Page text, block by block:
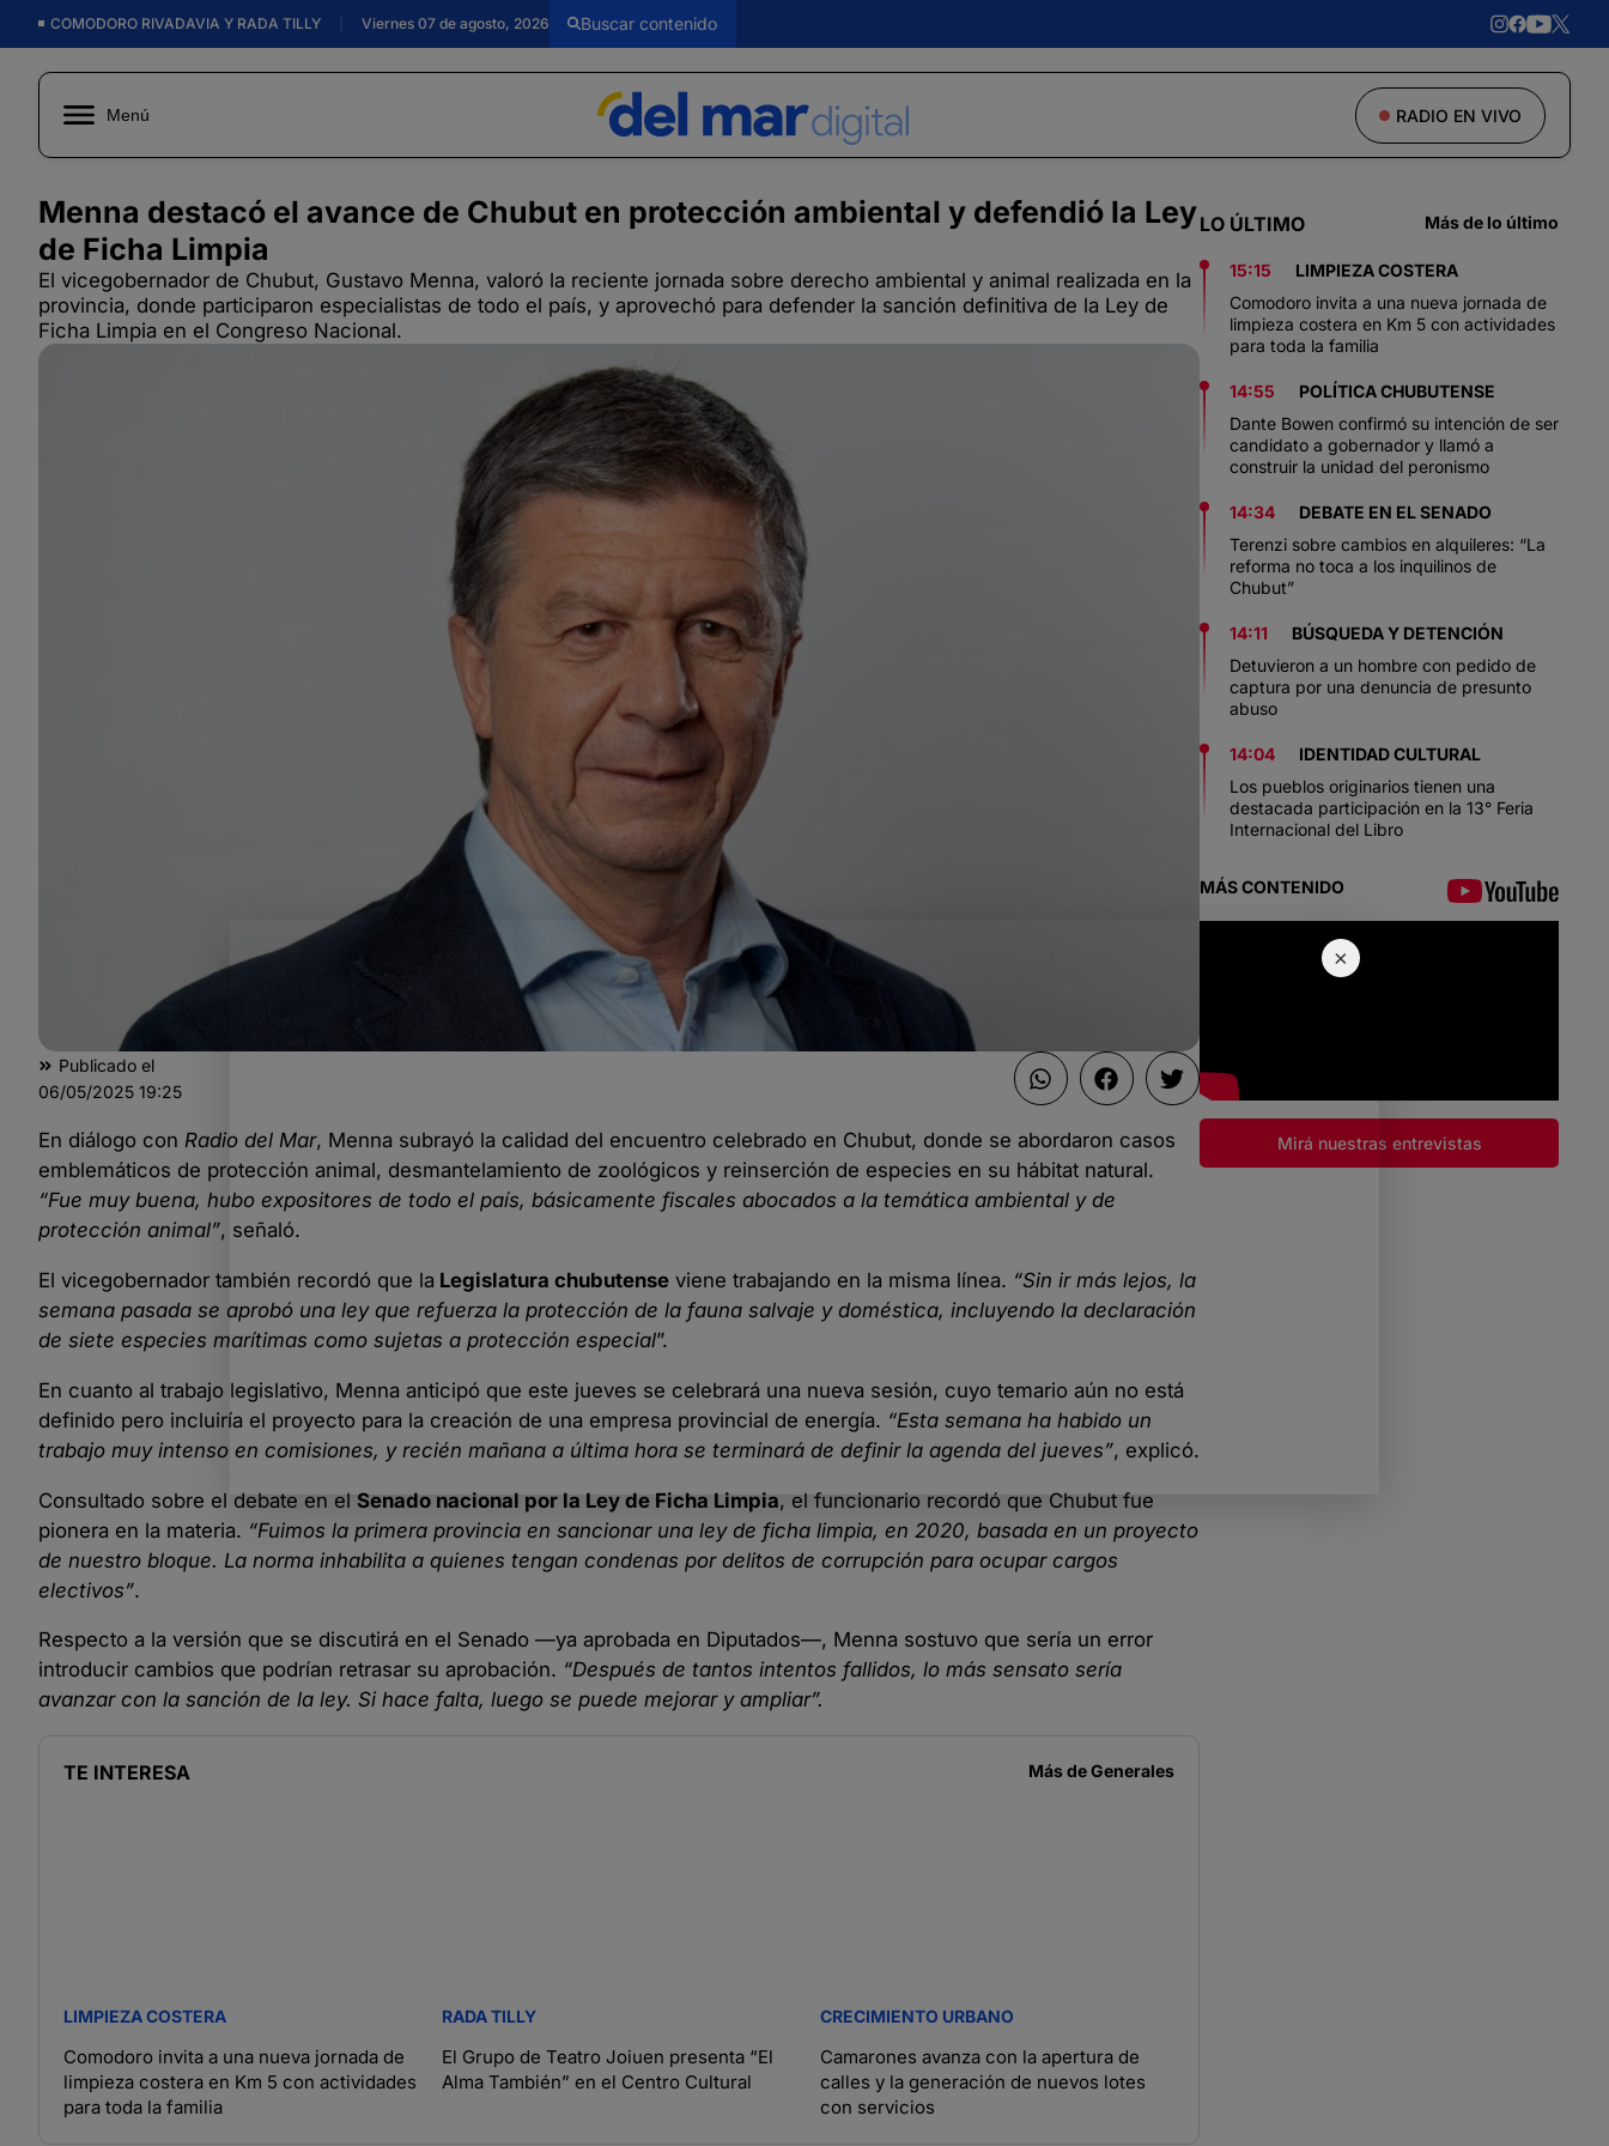
COMODORO RIVADAVIA Y RADA TILLY Viernes 07 de agosto, 2026
Menú RADIO EN VIVO
×
Menna destacó el avance de Chubut en protección ambiental y defendió la Ley
de Ficha Limpia
El vicegobernador de Chubut, Gustavo Menna, valoró la reciente jornada sobre derecho ambiental y animal realizada en la
provincia, donde participaron especialistas de todo el país, y aprovechó para defender la sanción definitiva de la Ley de
Ficha Limpia en el Congreso Nacional.
Publicado el
06/05/2025 19:25
En diálogo con Radio del Mar, Menna subrayó la calidad del encuentro celebrado en Chubut, donde se abordaron casos
emblemáticos de protección animal, desmantelamiento de zoológicos y reinserción de especies en su hábitat natural.
“Fue muy buena, hubo expositores de todo el país, básicamente fiscales abocados a la temática ambiental y de
protección animal”, señaló.
El vicegobernador también recordó que la Legislatura chubutense viene trabajando en la misma línea. “Sin ir más lejos, la
semana pasada se aprobó una ley que refuerza la protección de la fauna salvaje y doméstica, incluyendo la declaración
de siete especies marítimas como sujetas a protección especial”.
En cuanto al trabajo legislativo, Menna anticipó que este jueves se celebrará una nueva sesión, cuyo temario aún no está
definido pero incluiría el proyecto para la creación de una empresa provincial de energía. “Esta semana ha habido un
trabajo muy intenso en comisiones, y recién mañana a última hora se terminará de definir la agenda del jueves”, explicó.
Consultado sobre el debate en el Senado nacional por la Ley de Ficha Limpia, el funcionario recordó que Chubut fue
pionera en la materia. “Fuimos la primera provincia en sancionar una ley de ficha limpia, en 2020, basada en un proyecto
de nuestro bloque. La norma inhabilita a quienes tengan condenas por delitos de corrupción para ocupar cargos
electivos”.
Respecto a la versión que se discutirá en el Senado —ya aprobada en Diputados—, Menna sostuvo que sería un error
introducir cambios que podrían retrasar su aprobación. “Después de tantos intentos fallidos, lo más sensato sería
avanzar con la sanción de la ley. Si hace falta, luego se puede mejorar y ampliar”.
TE INTERESA Más deGenerales
LIMPIEZA COSTERA
Comodoro invita a una nueva jornada de
limpieza costera en Km 5 con actividades
para toda la familia
RADA TILLY
El Grupo de Teatro Joiuen presenta “El
Alma También” en el Centro Cultural
CRECIMIENTO URBANO
Camarones avanza con la apertura de
calles y la generación de nuevos lotes
con servicios
LO ÚLTIMO Más de lo último
15:15
LIMPIEZA COSTERA
Comodoro invita a una nueva jornada de
limpieza costera en Km 5 con actividades
para toda la familia
14:55
POLÍTICA CHUBUTENSE
Dante Bowen confirmó su intención de ser
candidato a gobernador y llamó a
construir la unidad del peronismo
14:34
DEBATE EN EL SENADO
Terenzi sobre cambios en alquileres: “La
reforma no toca a los inquilinos de
Chubut”
14:11
BÚSQUEDA Y DETENCIÓN
Detuvieron a un hombre con pedido de
captura por una denuncia de presunto
abuso
14:04
IDENTIDAD CULTURAL
Los pueblos originarios tienen una
destacada participación en la 13° Feria
Internacional del Libro
MÁS CONTENIDO
Mirá nuestras entrevistas